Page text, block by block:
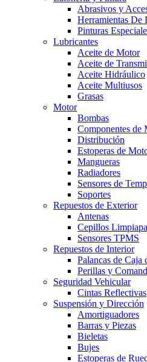
Abrasivos y
Herramientas De
Pinturas
Lubricantes
Aceite de Motor
Aceite de
Aceite Hidráulico
Aceite Multiusos
Grasas
Motor
Bombas
Componentes de
Distribución
Estoperas de
Mangueras
Radiadores
Sensores de
Soportes
Repuestos de Exterior
Antenas
Cepillos
Sensores TPMS
Repuestos de Interior
Palancas de Caja
Perillas y
Seguridad Vehicular
Cintas Reflectivas
Suspensión y Dirección
Amortiguadores
Barras y Piezas
Bieletas
Bujes
Estoperas de